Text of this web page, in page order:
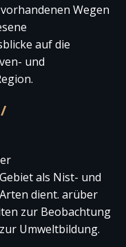
Wegen
auf die
und
als Nist- und
dient. arüber
zur Beobachtung
Umweltbildung.